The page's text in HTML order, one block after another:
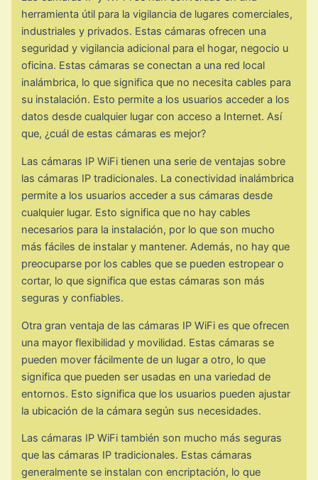
herramienta útil para la vigilancia de lugares comerciales,
industriales y privados. Estas cámaras ofrecen una
seguridad y vigilancia adicional para el hogar, negocio u
oficina. Estas cámaras se conectan a una red local
inalámbrica, lo que significa que no necesita cables para
su instalación. Esto permite a los usuarios acceder a los
datos desde cualquier lugar con acceso a Internet. Así
que, ¿cuál de estas cámaras es mejor?
Las cámaras IP WiFi tienen una serie de ventajas sobre
las cámaras IP tradicionales. La conectividad inalámbrica
permite a los usuarios acceder a sus cámaras desde
cualquier lugar. Esto significa que no hay cables
necesarios para la instalación, por lo que son mucho
más fáciles de instalar y mantener. Además, no hay que
preocuparse por los cables que se pueden estropear o
cortar, lo que significa que estas cámaras son más
seguras y confiables.
Otra gran ventaja de las cámaras IP WiFi es que ofrecen
una mayor flexibilidad y movilidad. Estas cámaras se
pueden mover fácilmente de un lugar a otro, lo que
significa que pueden ser usadas en una variedad de
entornos. Esto significa que los usuarios pueden ajustar
la ubicación de la cámara según sus necesidades.
Las cámaras IP WiFi también son mucho más seguras
que las cámaras IP tradicionales. Estas cámaras
generalmente se instalan con encriptación, lo que